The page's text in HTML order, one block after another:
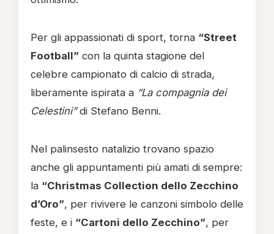
Per gli appassionati di sport, torna “Street
Football” con la quinta stagione del
celebre campionato di calcio di strada,
liberamente ispirata a “La compagnia dei
Celestini”di Stefano Benni.
Nel palinsesto natalizio trovano spazio
anche gli appuntamenti più amati di sempre:
la “Christmas Collection dello Zecchino
d’Oro”, per rivivere le canzoni simbolo delle
feste, e i “Cartoni dello Zecchino”, per